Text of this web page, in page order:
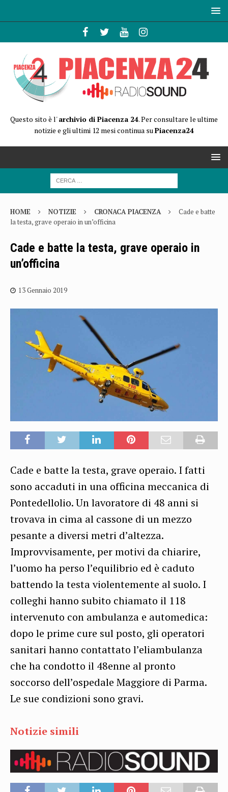
Questo sito è l'archivio di Piacenza 24. Per consultare le ultime
notizie e gli ultimi 12 mesi continua suPiacenza24
HOME NOTIZIE CRONACA PIACENZA
Cade e batte
la testa, grave operaio in un’officina
Cade e batte la testa, grave operaio in
un’officina
13 Gennaio 2019
Cade e batte la testa, grave operaio. I fatti
sono accaduti in una officina meccanica di
Pontedellolio. Un lavoratore di 48 anni si
trovava in cima al cassone di un mezzo
pesante a diversi metri d’altezza.
Improvvisamente, per motivi da chiarire,
l’uomo ha perso l’equilibrio ed è caduto
battendo la testa violentemente al suolo. I
colleghi hanno subito chiamato il 118
intervenuto con ambulanza e automedica:
dopo le prime cure sul posto, gli operatori
sanitari hanno contattato l’eliambulanza
che ha condotto il 48enne al pronto
soccorso dell’ospedale Maggiore di Parma.
Le sue condizioni sono gravi.
Notizie simili